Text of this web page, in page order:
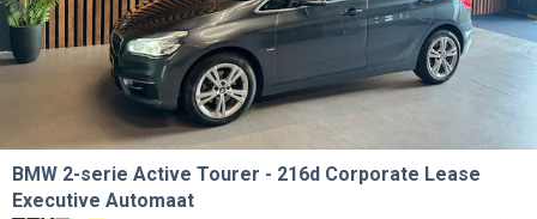
BMW 2-serie Active Tourer
216d Corporate Lease
Executive Automaat